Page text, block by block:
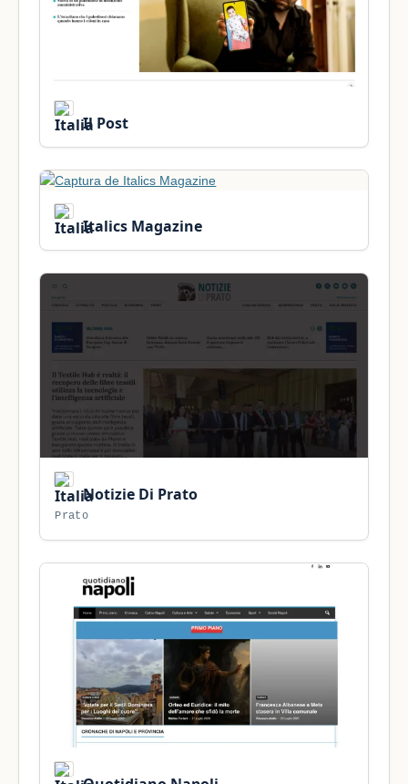
Il Post
Italics Magazine
Notizie Di Prato
Prato